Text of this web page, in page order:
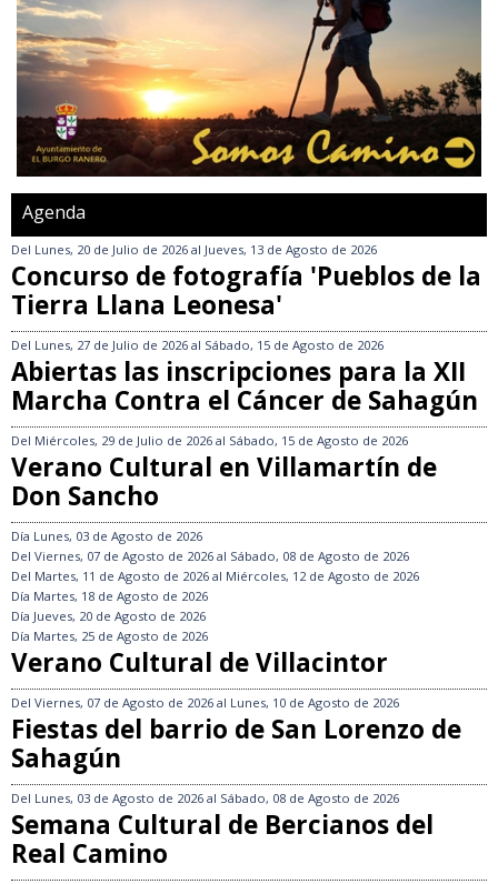
Agenda
Del Lunes, 20 de Julio de 2026 al Jueves, 13 de Agosto de 2026
Concurso de fotografía 'Pueblos de la
Tierra Llana Leonesa'
Del Lunes, 27 de Julio de 2026 al Sábado, 15 de Agosto de 2026
Abiertas las inscripciones para la XII
Marcha Contra el Cáncer de Sahagún
Del Miércoles, 29 de Julio de 2026 al Sábado, 15 de Agosto de 2026
Verano Cultural en Villamartín de
Don Sancho
Día Lunes, 03 de Agosto de 2026
Del Viernes, 07 de Agosto de 2026 al Sábado, 08 de Agosto de 2026
Del Martes, 11 de Agosto de 2026 al Miércoles, 12 de Agosto de 2026
Día Martes, 18 de Agosto de 2026
Día Jueves, 20 de Agosto de 2026
Día Martes, 25 de Agosto de 2026
Verano Cultural de Villacintor
Del Viernes, 07 de Agosto de 2026 al Lunes, 10 de Agosto de 2026
Fiestas del barrio de San Lorenzo de
Sahagún
Del Lunes, 03 de Agosto de 2026 al Sábado, 08 de Agosto de 2026
Semana Cultural de Bercianos del
Real Camino